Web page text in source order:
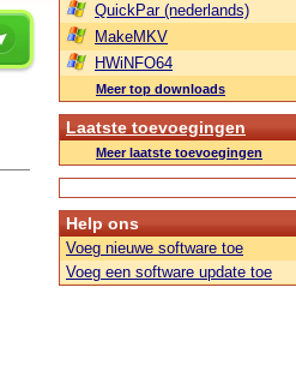
QuickPar (nederlands)
MakeMKV
HWiNFO64
Meer top downloads
Laatste toevoegingen
Meer laatste toevoegingen
Help ons
Voeg nieuwe software toe
Voeg een software update toe